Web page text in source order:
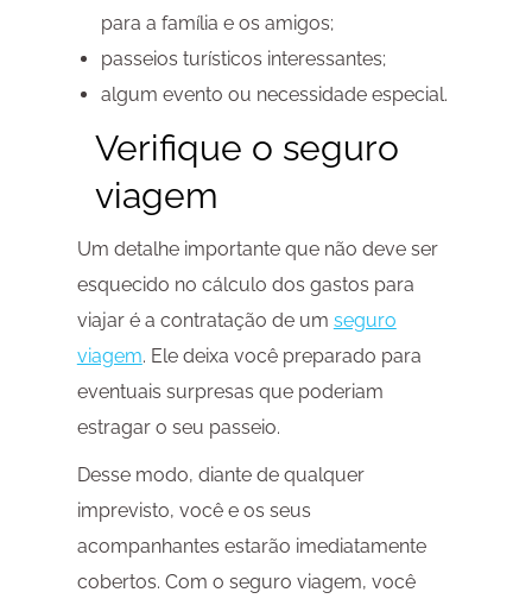
para a família e os amigos;
passeios turísticos interessantes;
algum evento ou necessidade especial.
Verifique o seguro
viagem
Um detalhe importante que não deve ser
esquecido no cálculo dos gastos para
viajar é a contratação de um seguro
viagem. Ele deixa você preparado para
eventuais surpresas que poderiam
estragar o seu passeio.
Desse modo, diante de qualquer
imprevisto, você e os seus
acompanhantes estarão imediatamente
cobertos. Com o seguro viagem, você